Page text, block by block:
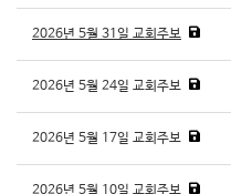
2026년 5월 31일 교회주보
2026년 5월 24일 교회주보
2026년 5월 17일 교회주보
2026년 5월 10일 교회주보